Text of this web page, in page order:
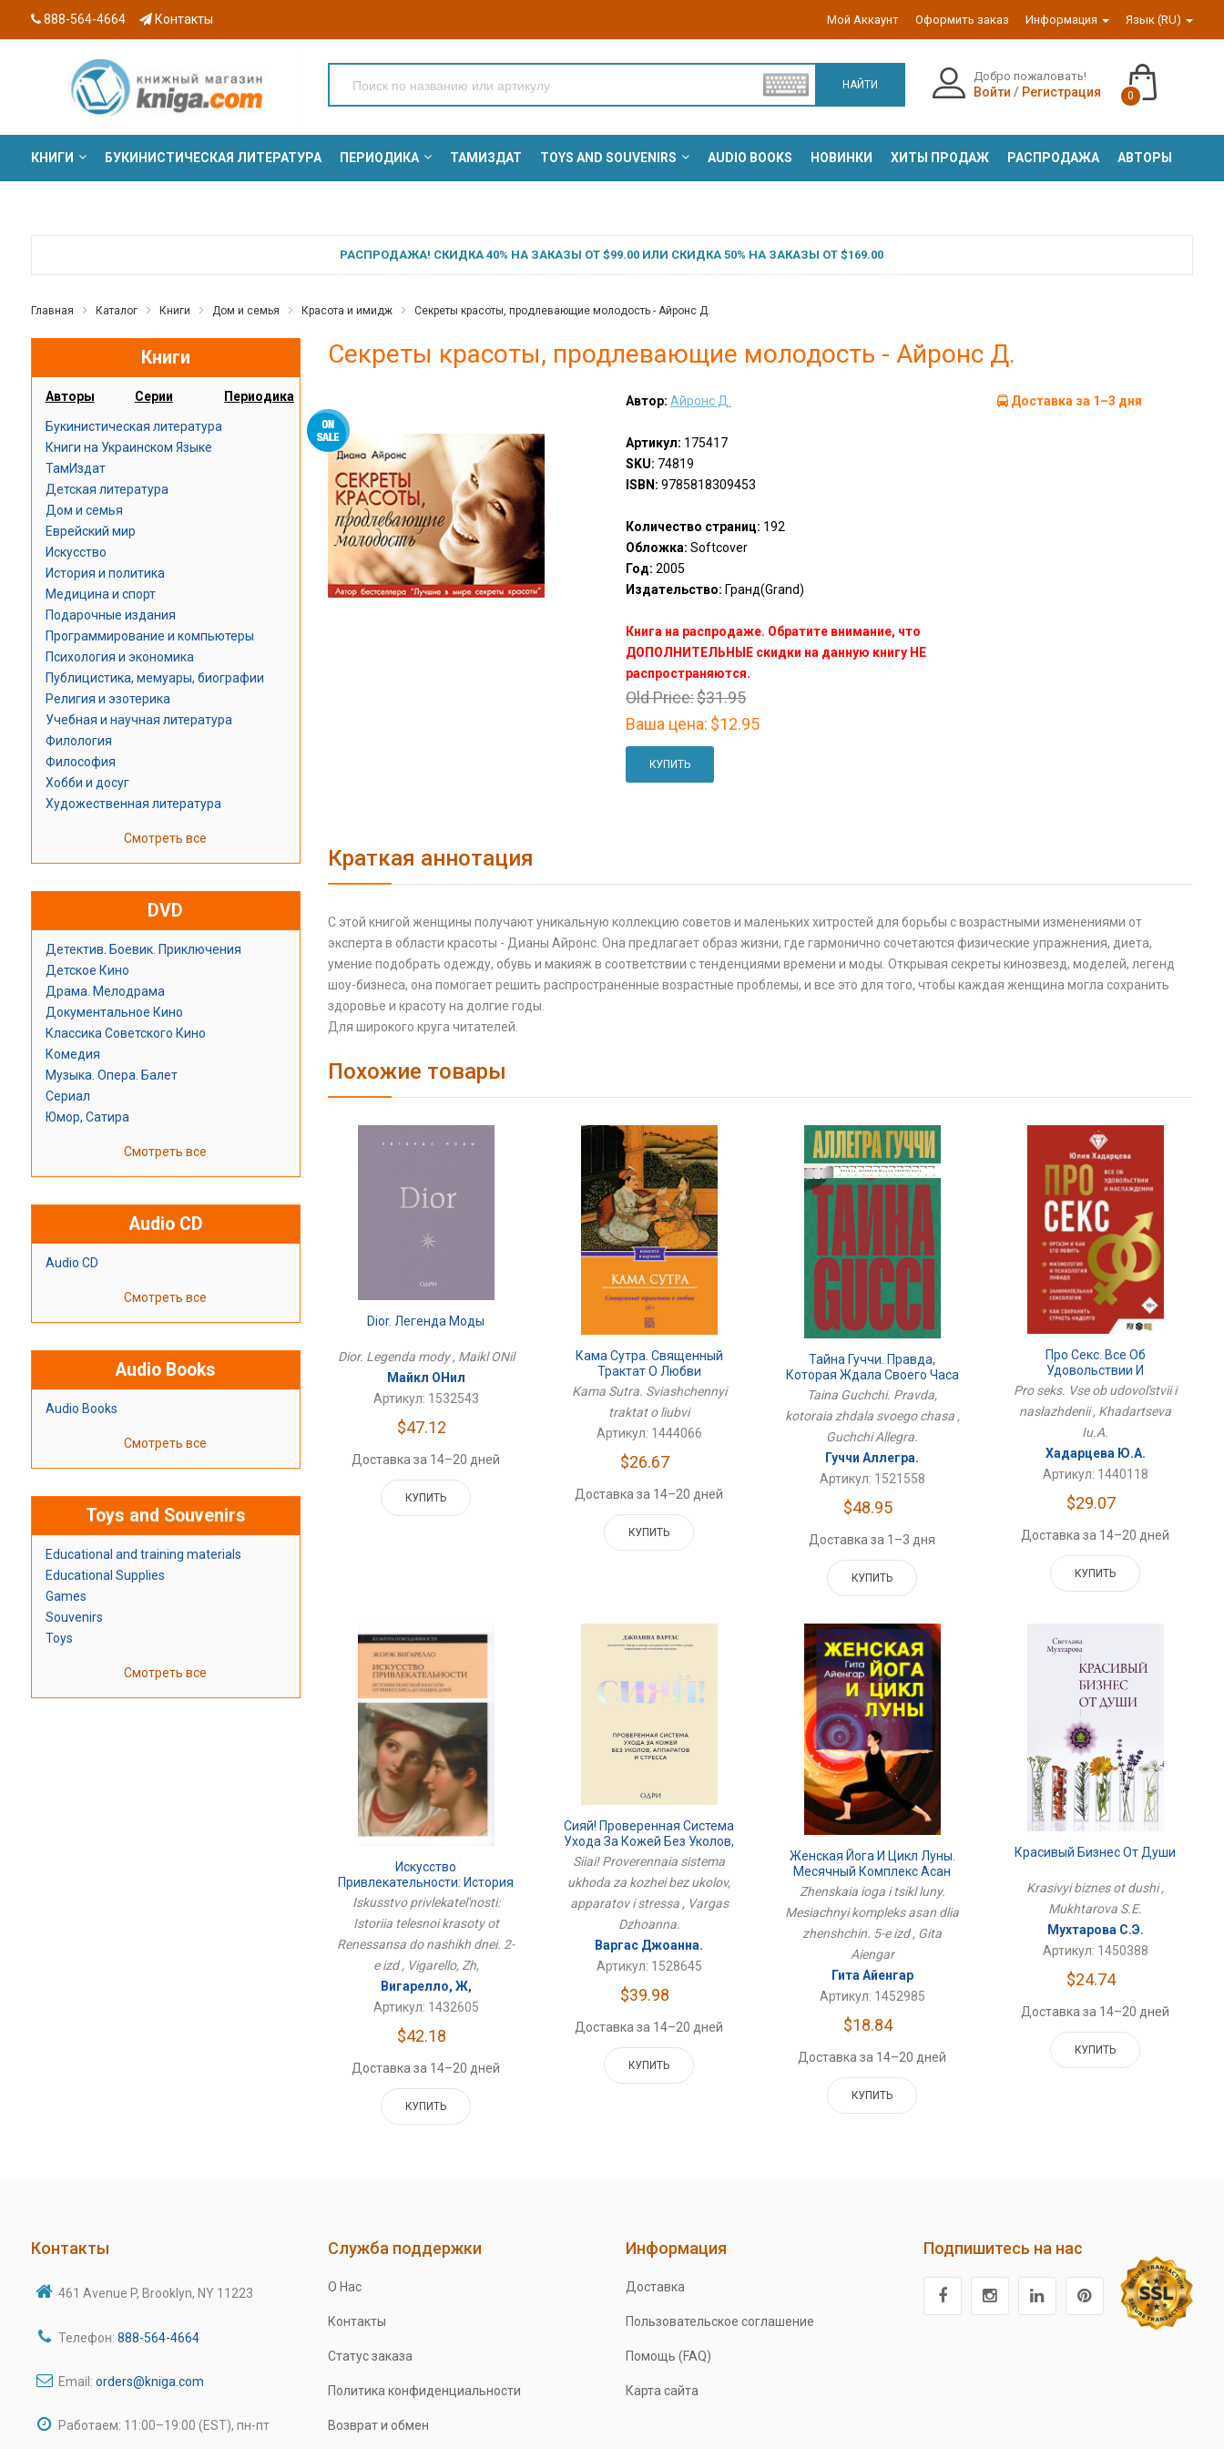
888-564-4664 Контакты Мой Аккаунт Оформить заказ Информация Язык (RU)
НАЙТИ
Добро пожаловать!
Войти / Регистрация 0
КНИГИ БУКИНИСТИЧЕСКАЯ ЛИТЕРАТУРА ПЕРИОДИКА ТАМИЗДАТ TOYS AND SOUVENIRS AUDIO BOOKS НОВИНКИ ХИТЫ ПРОДАЖ РАСПРОДАЖА АВТОРЫ
РАСПРОДАЖА! СКИДКА 40% НА ЗАКАЗЫ ОТ $99.00 ИЛИ СКИДКА 50% НА ЗАКАЗЫ ОТ $169.00
Главная Каталог Книги Дом и семья Красота и имидж Секреты красоты, продлевающие молодость - Айронс Д.
Книги
Авторы Серии Периодика
Букинистическая литература
Книги на Украинском Языке
ТамИздат
Детская литература
Дом и семья
Еврейский мир
Искусство
История и политика
Медицина и спорт
Подарочные издания
Программирование и компьютеры
Психология и экономика
Публицистика, мемуары, биографии
Религия и эзотерика
Учебная и научная литература
Филология
Философия
Хобби и досуг
Художественная литература
Смотреть все
DVD
Детектив. Боевик. Приключения
Детское Кино
Драма. Мелодрама
Документальное Кино
Классика Советского Кино
Комедия
Музыка. Опера. Балет
Сериал
Юмор, Сатира
Смотреть все
Audio CD
Audio CD
Смотреть все
Audio Books
Audio Books
Смотреть все
Toys and Souvenirs
Educational and training materials
Educational Supplies
Games
Souvenirs
Toys
Смотреть все
Секреты красоты, продлевающие молодость - Айронс Д.
Автор: Айронс Д.
Артикул: 175417
SKU: 74819
ISBN: 9785818309453
Количество страниц: 192
Обложка: Softcover
Год: 2005
Издательство: Гранд(Grand)
Книга на распродаже. Обратите внимание, что
ДОПОЛНИТЕЛЬНЫЕ скидки на данную книгу НЕ
распространяются.
Old Price:$31.95
Ваша цена: $12.95
КУПИТЬ
Доставка за 1–3 дня
Краткая аннотация
С этой книгой женщины получают уникальную коллекцию советов и маленьких хитростей для борьбы с возрастными изменениями от
эксперта в области красоты - Дианы Айронс. Она предлагает образ жизни, где гармонично сочетаются физические упражнения, диета,
умение подобрать одежду, обувь и макияж в соответствии с тенденциями времени и моды. Открывая секреты кинозвезд, моделей, легенд
шоу-бизнеса, она помогает решить распространенные возрастные проблемы, и все это для того, чтобы каждая женщина могла сохранить
здоровье и красоту на долгие годы.
Для широкого круга читателей.
Похожие товары
Dior. Легенда Моды
Dior. Legenda mody , Maikl ONil
Майкл ОНил
Артикул: 1532543
$47.12
Доставка за 14–20 дней
КУПИТЬ
Кама Сутра. Священный
Трактат О Любви
Kama Sutra. Sviashchennyi
traktat o liubvi
Артикул: 1444066
$26.67
Доставка за 14–20 дней
КУПИТЬ
Тайна Гуччи. Правда,
Которая Ждала Своего Часа
Taina Guchchi. Pravda,
kotoraia zhdala svoego chasa ,
Guchchi Allegra.
Гуччи Аллегра.
Артикул: 1521558
$48.95
Доставка за 1–3 дня
КУПИТЬ
Про Секс. Все Об
Удовольствии И
Наслаждении
Pro seks. Vse ob udovol'stvii i
naslazhdenii , Khadartseva
Iu.A.
Хадарцева Ю.А.
Артикул: 1440118
$29.07
Доставка за 14–20 дней
КУПИТЬ
Искусство
Привлекательности: История
Телесной Красоты От
Ренессанса До Наших Дней.
2-Е Изд
Iskusstvo privlekatel'nosti:
Istoriia telesnoi krasoty ot
Renessansa do nashikh dnei. 2-
e izd , Vigarello, Zh,
Вигарелло, Ж,
Артикул: 1432605
$42.18
Доставка за 14–20 дней
КУПИТЬ
Сияй! Проверенная Система
Ухода За Кожей Без Уколов,
Аппаратов И Стресса
Siiai! Proverennaia sistema
ukhoda za kozhei bez ukolov,
apparatov i stressa , Vargas
Dzhoanna.
Варгас Джоанна.
Артикул: 1528645
$39.98
Доставка за 14–20 дней
КУПИТЬ
Женская Йога И Цикл Луны.
Месячный Комплекс Асан
Для Женщин. 5-Е Изд
Zhenskaia ioga i tsikl luny.
Mesiachnyi kompleks asan dlia
zhenshchin. 5-e izd , Gita
Aiengar
Гита Айенгар
Артикул: 1452985
$18.84
Доставка за 14–20 дней
КУПИТЬ
Красивый Бизнес От Души
Krasivyi biznes ot dushi ,
Mukhtarova S.E.
Мухтарова С.Э.
Артикул: 1450388
$24.74
Доставка за 14–20 дней
КУПИТЬ
Контакты
461 Avenue P, Brooklyn, NY 11223
Телефон: 888-564-4664
Email: orders@kniga.com
Работаем: 11:00–19:00 (EST), пн-пт
Служба поддержки
О Нас
Контакты
Статус заказа
Политика конфиденциальности
Возврат и обмен
Информация
Доставка
Пользовательское соглашение
Помощь (FAQ)
Карта сайта
Подпишитесь на нас